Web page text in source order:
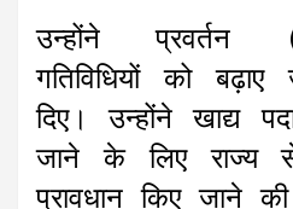
उन्होंने प्रवर्तन
गतिविधियों को
दिए। उन्होंने खाद्य
जाने के लिए
प्रावधान किए जाने